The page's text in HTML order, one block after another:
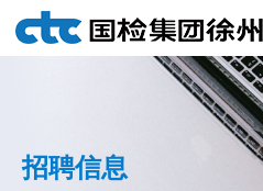
招聘信息